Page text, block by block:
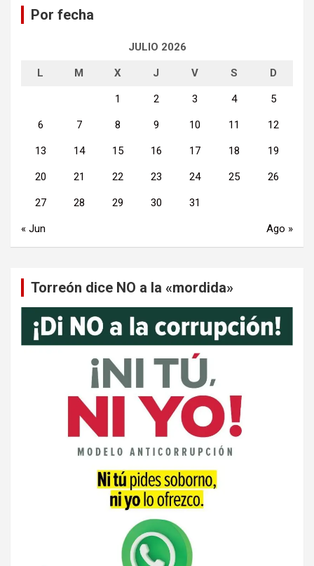
Por fecha
JULIO 2026
L M X J V S D
1 2 3 4 5
6 7 8 9 10 11 12
13 14 15 16 17 18 19
20 21 22 23 24 25 26
27 28 29 30 31
« Jun Ago »
Torreón dice NO a la «mordida»